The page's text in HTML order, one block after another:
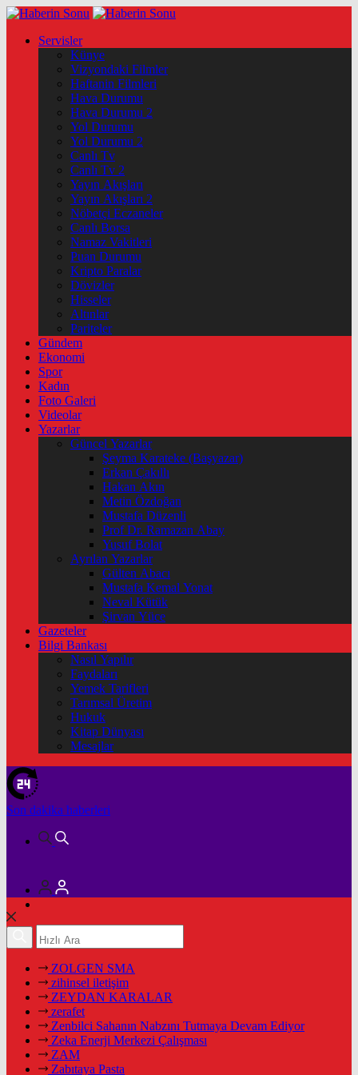
Servisler
Künye
Vizyondaki Filmler
Haftanin Filmleri
Hava Durumu
Hava Durumu 2
Yol Durumu
Yol Durumu 2
Canlı Tv
Canlı Tv 2
Yayın Akışları
Yayın Akışları 2
Nöbetçi Eczaneler
Canlı Borsa
Namaz Vakitleri
Puan Durumu
Kripto Paralar
Dövizler
Hisseler
Altınlar
Pariteler
Gündem
Ekonomi
Spor
Kadın
Foto Galeri
Videolar
Yazarlar
Güncel Yazarlar
Şeyma Karateke (Başyazar)
Erkan Çakıllı
Hakan Akın
Metin Özdoğan
Mustafa Düzenli
Prof Dr. Ramazan Abay
Yusuf Bolat
Ayrılan Yazarlar
Gülten Abacı
Mustafa Kemal Yonat
Neval Kütük
Şirvan Yüce
Gazeteler
Bilgi Bankası
Nasıl Yapılır
Faydaları
Yemek Tarifleri
Tarımsal Üretim
Hukuk
Kitap Dünyası
Mesajlar
Son dakika haberleri
ZOLGEN SMA
zihinsel iletişim
ZEYDAN KARALAR
zerafet
Zenbilci Sahanın Nabzını Tutmaya Devam Ediyor
Zeka Enerji Merkezi Çalışması
ZAM
Zabıtaya Pasta